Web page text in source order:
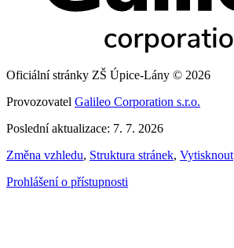
Oficiální stránky ZŠ Úpice-Lány © 2026
Provozovatel Galileo Corporation s.r.o.
Poslední aktualizace: 7. 7. 2026
Změna vzhledu, Struktura stránek, Vytisknout
Prohlášení o přístupnosti